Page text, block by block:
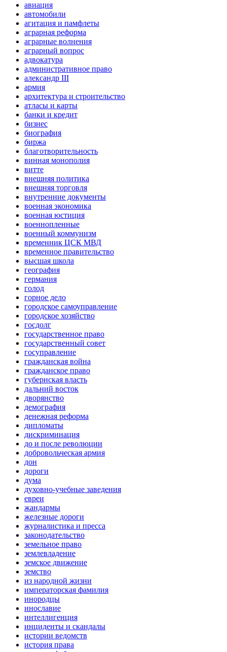
авиация
автомобили
агитация и памфлеты
аграрная реформа
аграрные волнения
аграрный вопрос
адвокатура
административное право
александр III
армия
архитектура и строительство
атласы и карты
банки и кредит
бизнес
биография
биржа
благотворительность
винная монополия
витте
внешняя политика
внешняя торговля
внутренние документы
военная экономика
военная юстиция
военнопленные
военный коммунизм
временник ЦСК МВД
временное правительство
высшая школа
география
германия
голод
горное дело
городское самоуправление
городское хозяйство
госдолг
государственное право
государственный совет
госуправление
гражданская война
гражданское право
губернская власть
дальний восток
дворянство
демография
денежная реформа
дипломаты
дискриминация
до и после революции
добровольческая армия
дон
дороги
дума
духовно-учебные заведения
евреи
жандармы
железные дороги
журналистика и пресса
законодательство
земельное право
землевладение
земское движение
земство
из народной жизни
императорская фамилия
инородцы
инославие
интеллигенция
инциденты и скандалы
истории ведомств
история права